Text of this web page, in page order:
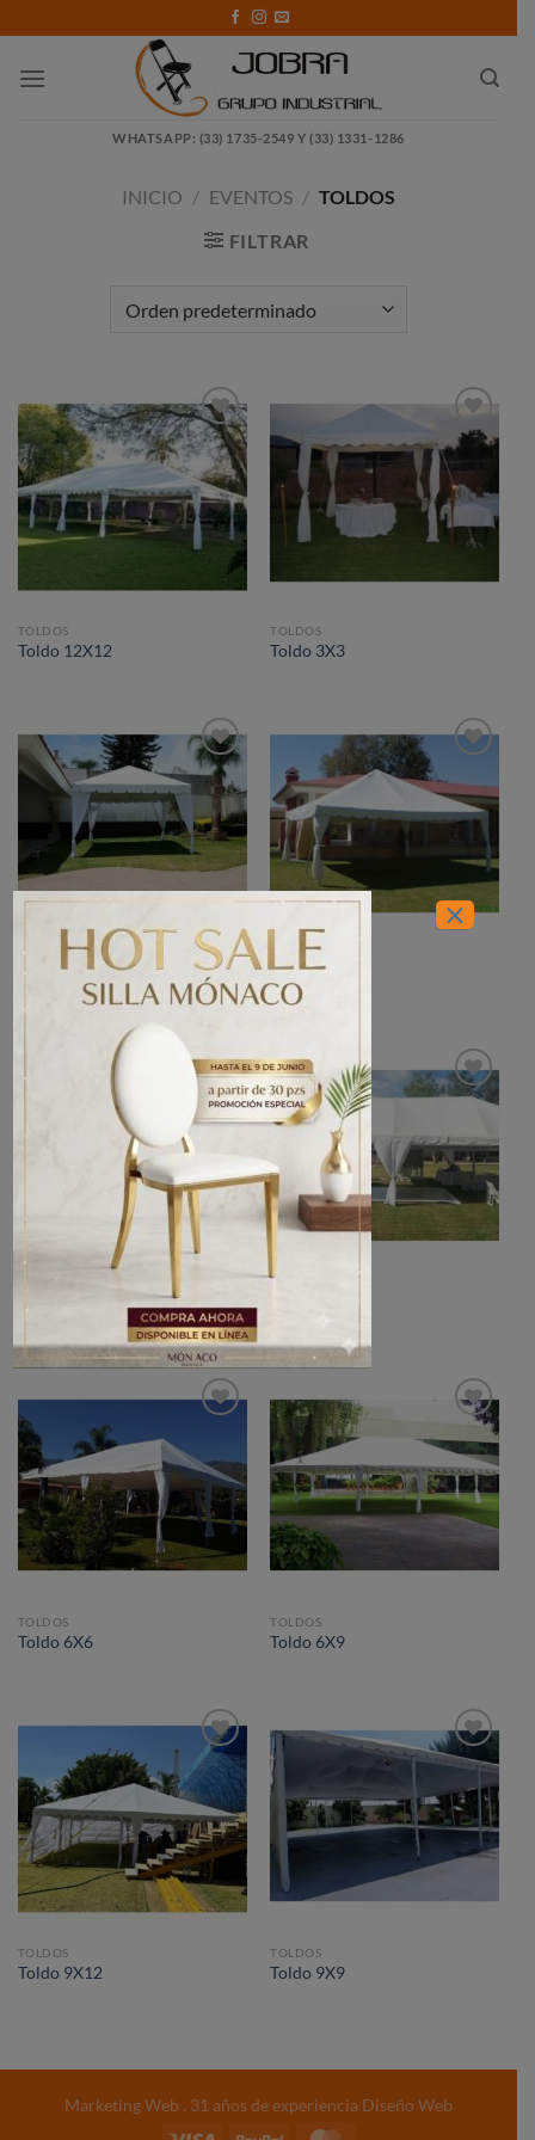
al
contenido
WHATSAPP: (33) 1735-2549 Y (33) 1331-1286
INICIO / EVENTOS / TOLDOS
FILTRAR
Añadir
a la
lista de
deseos
TOLDOS
Toldo 12X12
Añadir
lista de
deseos
TOLDOS
Toldo 3X3
Añadir
a la
deseos
Toldo 3X6
a la
lista de
deseos
Toldo 4X4
Añadir
a la
deseos
Toldo 5X5
Añadir
lista de
deseos
lista de
deseos
TOLDOS
Toldo 6X6
a la
lista de
deseos
TOLDOS
Toldo 6X9
Añadir
a la
lista de
deseos
TOLDOS
Toldo 9X12
Añadir
lista de
deseos
TOLDOS
Toldo 9X9
Marketing Web . 31 años de experiencia Diseño Web
×